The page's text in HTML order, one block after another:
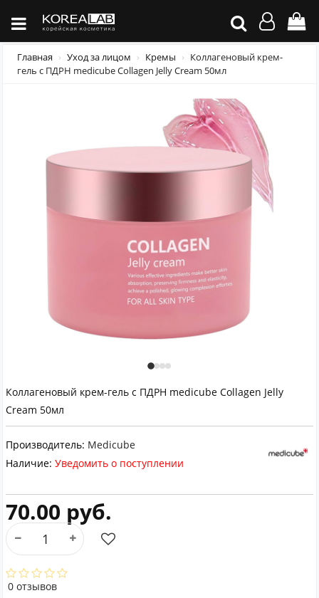
Главная Уход за лицом Кремы
Коллагеновый крем-
гель с ПДРН medicube Collagen Jelly Cream 50мл
Коллагеновый крем-гель с ПДРН medicube Collagen Jelly
Cream 50мл
Производитель: Medicube
Наличие: Уведомить о поступлении
70.00 руб.
0 отзывов